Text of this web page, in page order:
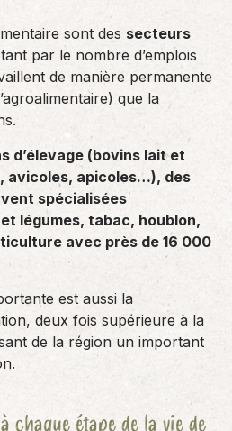
sont des secteurs
tant par le nombre d’emplois
de manière permanente
que la
d’élevage (bovins lait et
avicoles, apicoles…), des
spécialisées
légumes, tabac, houblon,
avec près de 16 000
est aussi la
deux fois supérieure à la
de la région un important
chaque étape de la vie de